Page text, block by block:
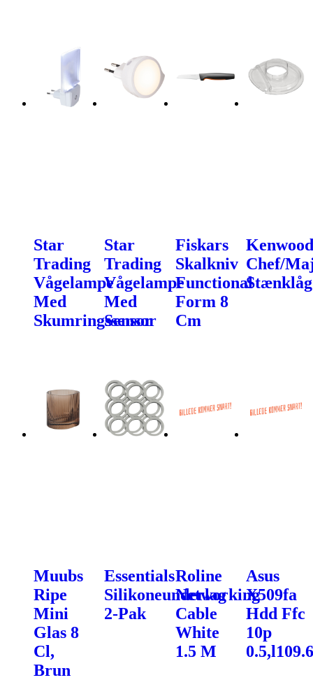
Star
Trading
Vågelampe
Med
Skumringssensor
Star
Trading
Vågelampe
Med
Sensor
Fiskars
Skalkniv
Functional
Form 8
Cm
Kenwood
Chef/
Stænklåg
Muubs
Ripe
Mini
Glas 8
Cl,
Brun
Essentials
Silikoneunderlag
2-Pak
Roline
Networking
Cable
White
1.5 M
Asus
X509fa
Hdd Ffc
10p
0.5,l109.6